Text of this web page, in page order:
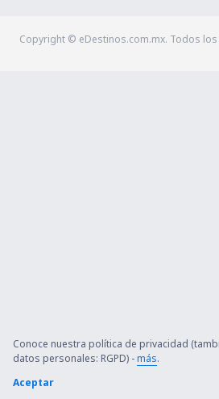
Copyright © eDestinos.com.mx. Todos
Conoce nuestra política de privacidad
datos personales: RGPD) -más.
Aceptar